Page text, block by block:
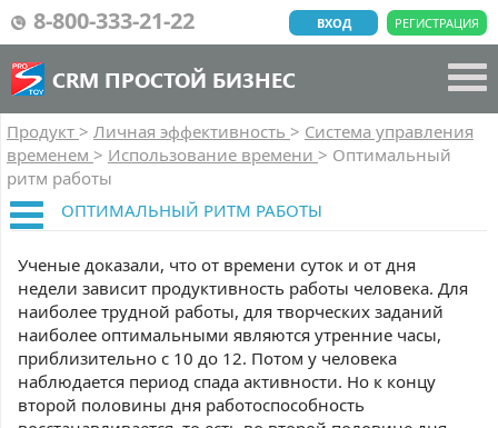
8-800-333-21-22 РЕГИСТРАЦИЯ
ВХОД
CRM ПРОСТОЙ БИЗНЕС
Продукт > Личная эффективность > Система управления
временем > Использование времени > Оптимальный
ритм работы
ОПТИМАЛЬНЫЙ РИТМ РАБОТЫ
Ученые доказали, что от времени суток и от дня
недели зависит продуктивность работы человека. Для
наиболее трудной работы, для творческих заданий
наиболее оптимальными являются утренние часы,
приблизительно с 10 до 12. Потом у человека
наблюдается период спада активности. Но к концу
второй половины дня работоспособность